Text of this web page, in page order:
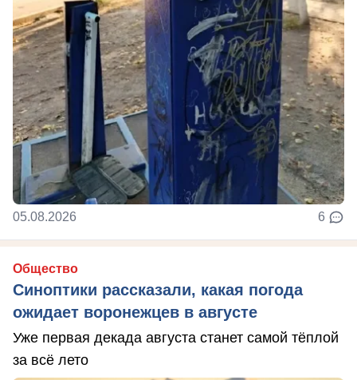
05.08.2026 6
Общество
Синоптики рассказали, какая погода
ожидает воронежцев в августе
Уже первая декада августа станет самой тёплой
за всё лето